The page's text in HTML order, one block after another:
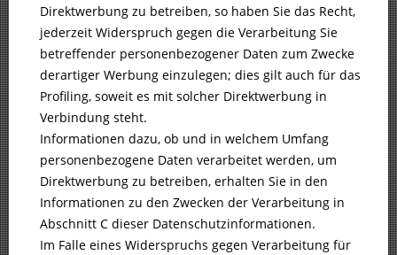
Direktwerbung zu betreiben, so haben Sie das Recht,
jederzeit Widerspruch gegen die Verarbeitung Sie
betreffender personenbezogener Daten zum Zwecke
derartiger Werbung einzulegen; dies gilt auch für das
Profiling, soweit es mit solcher Direktwerbung in
Verbindung steht.
Informationen dazu, ob und in welchem Umfang
personenbezogene Daten verarbeitet werden, um
Direktwerbung zu betreiben, erhalten Sie in den
Informationen zu den Zwecken der Verarbeitung in
Abschnitt C dieser Datenschutzinformationen.
Im Falle eines Widerspruchs gegen Verarbeitung für